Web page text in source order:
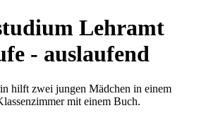
Lehramt
- auslaufend